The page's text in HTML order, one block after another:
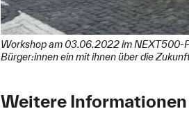
Workshop am 03.06.2022 im NEXT500-
Bürger:innen ein mit ihnen über die
Weitere Informationen